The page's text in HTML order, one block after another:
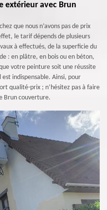
extérieur avec Brun
que nous n’avons pas de prix
le tarif dépends de plusieurs
à effectués, de la superficie du
: en plâtre, en bois ou en béton,
votre peinture soit une réussite
indispensable. Ainsi, pour
qualité-prix ; n’hésitez pas à faire
Brun couverture.